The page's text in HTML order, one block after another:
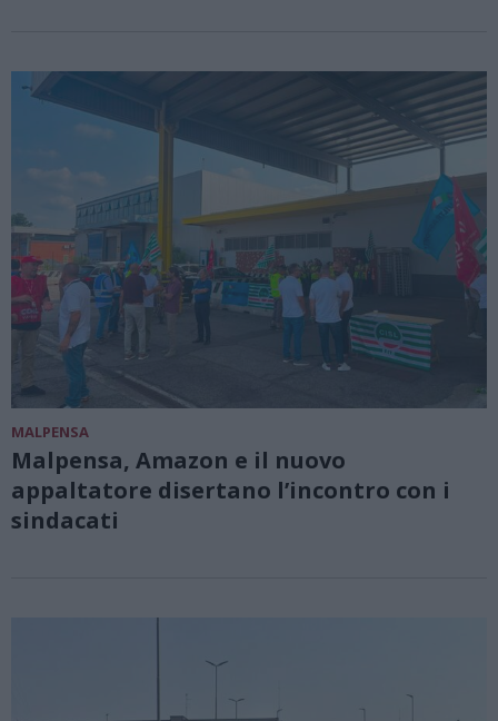
MALPENSA
Malpensa, Amazon e il nuovo
appaltatore disertano l’incontro con i
sindacati